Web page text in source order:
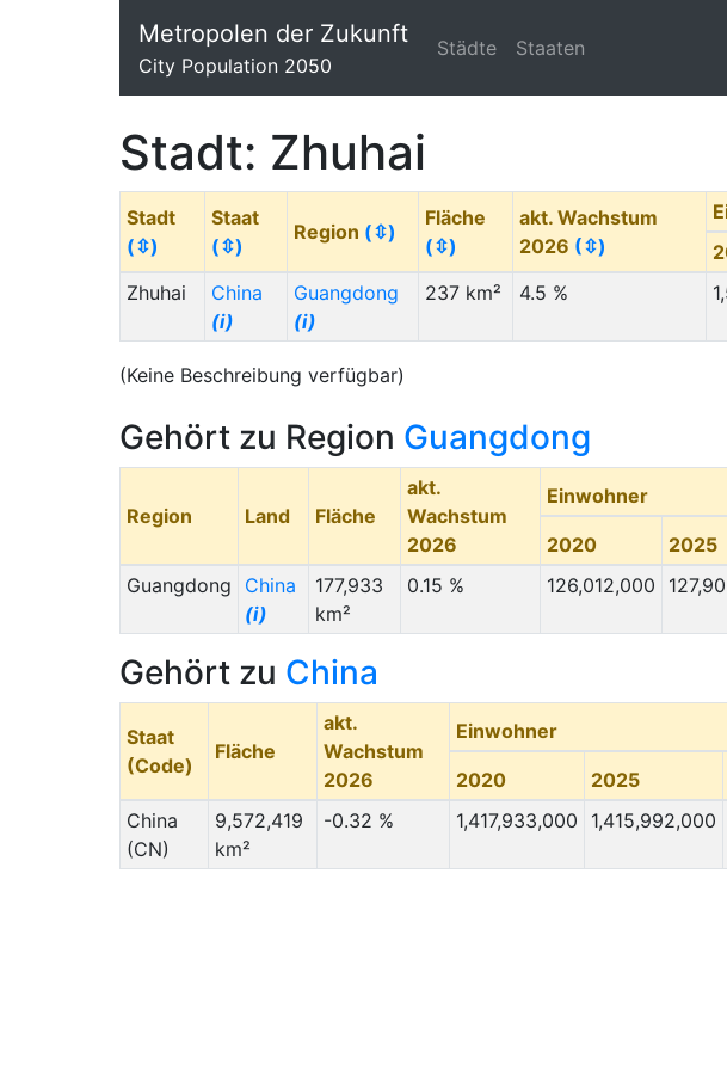
Metropolen der Zukunft
City Population 2050
Städte Staaten
Stadt: Zhuhai
Stadt
(⇳)
Staat
(⇳)
Region (⇳)
Fläche
(⇳)
akt. Wachstum
2026 (⇳)
Zhuhai
China
(i)
Guangdong
(i)
237 km² 4.5 %
(Keine Beschreibung verfügbar)
Gehört zu Region Guangdong
Region Land Fläche
akt.
Wachstum
2026
Einwohner
2020 2025
Guangdong
China
(i)
177,933
km²
0.15 % 126,012,000
Gehört zu China
Staat
(Code)
Fläche
akt.
Wachstum
2026
Einwohner
2020 2025
China
(CN)
9,572,419
km²
-0.32 % 1,417,933,000 1,415,992,000